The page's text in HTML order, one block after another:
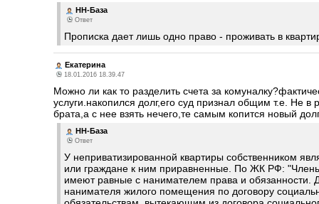
НН-База
Ответ
Прописка дает лишь одно право - проживать в
Екатерина
18.01.2016 18.39.47
Можно ли как то разделить счета за
услуги.накопился долг,его суд признал общим т.е. Не
брата,а с нее взять нечего,те самым копится новый
НН-База
Ответ
У неприватизированной квартиры собственником
или граждане к ним приравненные. По ЖК РФ:
имеют равные с нанимателем права и обязанности.
нанимателя жилого помещения по договору